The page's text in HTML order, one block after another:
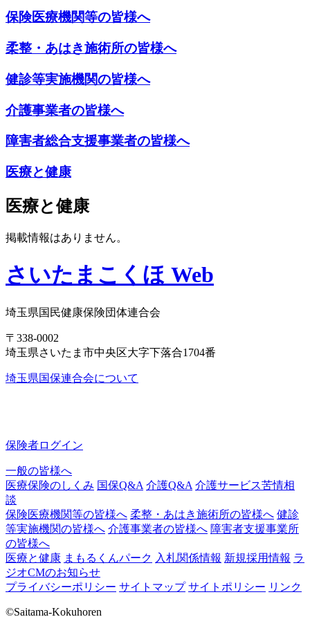
保険医療機関等の皆様へ
柔整・あはき施術所の皆様へ
健診等実施機関の皆様へ
介護事業者の皆様へ
障害者総合支援事業者の皆様へ
医療と健康
医療と健康
掲載情報はありません。
さいたまこくほ Web
埼玉県国民健康保険団体連合会
〒338-0002
埼玉県さいたま市中央区大字下落合1704番
埼玉県国保連合会について
保険者ログイン
一般の皆様へ
医療保険のしくみ 国保Q&A 介護Q&A 介護サービス苦情相
談
保険医療機関等の皆様へ 柔整・あはき施術所の皆様へ 健診
等実施機関の皆様へ 介護事業者の皆様へ 障害者支援事業所
の皆様へ
医療と健康 まもるくんパーク 入札関係情報 新規採用情報 ラ
ジオCMのお知らせ
プライバシーポリシー サイトマップ サイトポリシー リンク
©Saitama-Kokuhoren